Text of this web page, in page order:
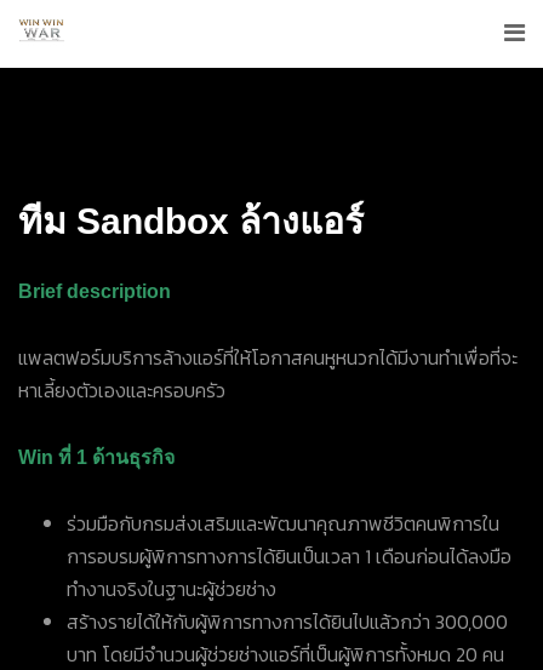
ทีม Sandbox ล้างแอร์
Brief description
แพลตฟอร์มบริการล้างแอร์ที่ให้โอกาสคนหูหนวกได้มีงานทำเพื่อที่จะ
หาเลี้ยงตัวเองและครอบครัว
Win ที่ 1 ด้านธุรกิจ
ร่วมมือกับกรมส่งเสริมและพัฒนาคุณภาพชีวิตคนพิการใน
การอบรมผู้พิการทางการได้ยินเป็นเวลา 1 เดือนก่อนได้ลงมือ
ทำงานจริงในฐานะผู้ช่วยช่าง
สร้างรายได้ให้กับผู้พิการทางการได้ยินไปแล้วกว่า 300,000
บาท โดยมีจำนวนผู้ช่วยช่างแอร์ที่เป็นผู้พิการทั้งหมด 20 คน